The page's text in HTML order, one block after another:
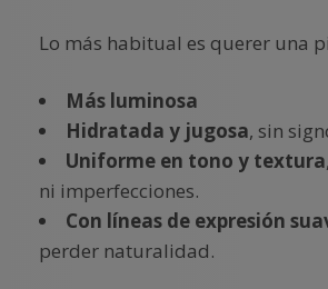
Lo más habitual es querer una
Más luminosa
Hidratada y jugosa, sin
Uniforme en tono y textura
ni imperfecciones.
Con líneas de expresión
perder naturalidad.